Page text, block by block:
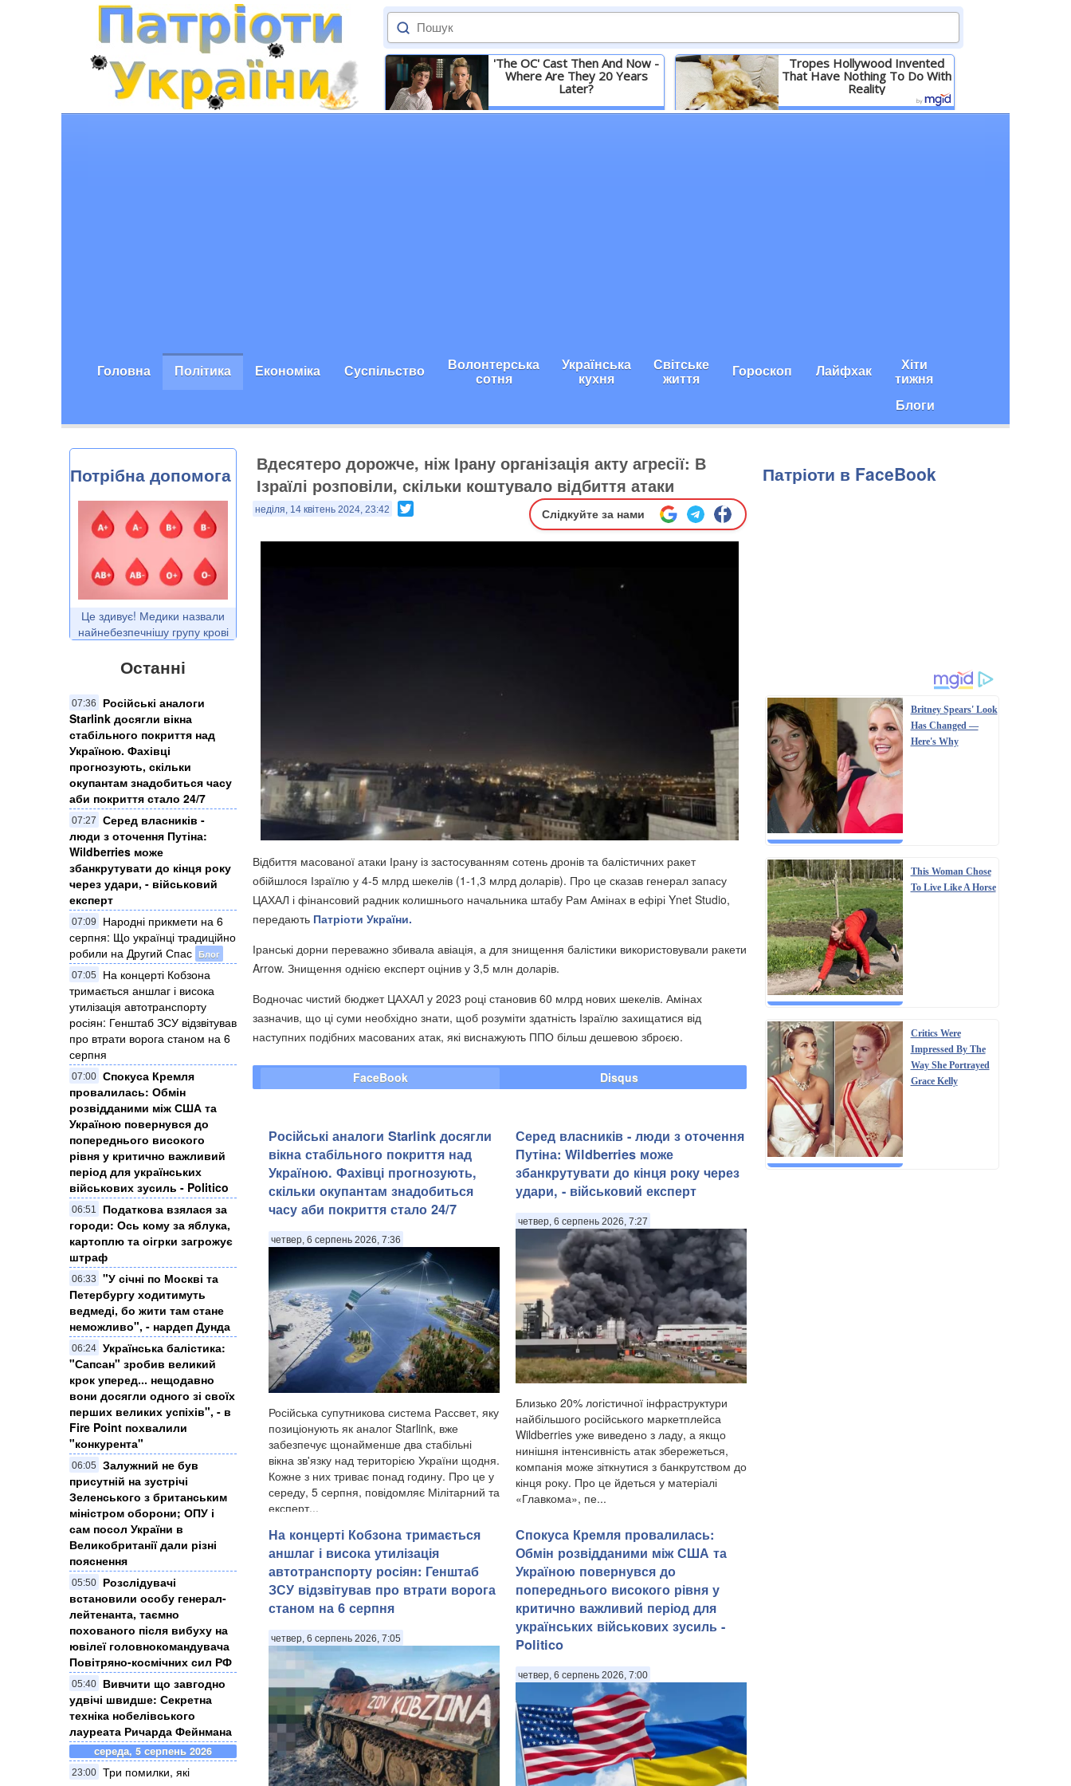
'The OC' Cast Then And Now -
Where Are They 20 Years
Later?
Детальніше
Tropes Hollywood Invented
That Have Nothing To Do With
Reality
Детальніше
Головна Політика Економіка Суспільство Волонтерська
сотня
Українська
кухня
Світське
життя Гороскоп Лайфхак Хіти
тижня
Блоги
Потрібна допомога
Це здивує! Медики назвали
найнебезпечнішу групу крові
Останні
07:36
Російські аналоги
Starlink досягли вікна
стабільного покриття над
Україною. Фахівці
прогнозують, скільки
окупантам знадобиться часу
аби покриття стало 24/7
07:27
Серед власників -
люди з оточення Путіна:
Wildberries може
збанкрутувати до кінця року
через удари, - військовий
експерт
07:09
Народні прикмети на 6
серпня: Що українці традиційно
робили на Другий Спас Блог
07:05
На концерті Кобзона
тримається аншлаг і висока
утилізація автотранспорту
росіян: Генштаб ЗСУ відзвітував
про втрати ворога станом на 6
серпня
07:00 Спокуса Кремля
провалилась: Обмін
розвідданими між США та
Україною повернувся до
попереднього високого
рівня у критично важливий
період для українських
військових зусиль - Politico
06:51
Податкова взялася за
городи: Ось кому за яблука,
картоплю та оігрки загрожує
штраф
06:33
"У січні по Москві та
Петербургу ходитимуть
ведмеді, бо жити там стане
неможливо", - нардеп Дунда
06:24 ​Українська балістика:
"Сапсан" зробив великий
крок уперед... нещодавно
вони досягли одного зі своїх
перших великих успіхів", - в
Fire Point похвалили
"конкурента"
06:05
Залужний не був
присутній на зустрічі
Зеленського з британським
міністром оборони; ОПУ і
сам посол України в
Великобританії дали різні
пояснення
05:50
Розслідувачі
встановили особу генерал-
лейтенанта, таємно
похованого після вибуху на
ювілеї головнокомандувача
Повітряно-космічних сил РФ
05:40
Вивчити що завгодно
удвічі швидше: Секретна
техніка нобелівського
лауреата Ричарда Фейнмана
середа, 5 серпень 2026
23:00 Три помилки, які
Вдесятеро дорожче, ніж Ірану організація акту агресії: В
Ізраїлі розповіли, скільки коштувало відбиття атаки
неділя, 14 квітень 2024, 23:42 Слідкуйте за нами
Відбиття масованої атаки Ірану із застосуванням сотень дронів та балістичних ракет
обійшлося Ізраїлю у 4-5 млрд шекелів (1-1,3 млрд доларів). Про це сказав генерал запасу
ЦАХАЛ і фінансовий радник колишнього начальника штабу Рам Амінах в ефірі Ynet Studio,
передають Патріоти України.
Іранські дорни переважно збивала авіація, а для знищення балістики використовували ракети
Arrow. Знищення однією експерт оцінив у 3,5 млн доларів.
Водночас чистий бюджет ЦАХАЛ у 2023 році становив 60 млрд нових шекелів. Амінах
зазначив, що ці суми необхідно знати, щоб розуміти здатність Ізраїлю захищатися від
наступних подібних масованих атак, які виснажують ППО більш дешевою зброєю.
FaceBook Disqus
Російські аналоги Starlink досягли
вікна стабільного покриття над
Україною. Фахівці прогнозують,
скільки окупантам знадобиться
часу аби покриття стало 24/7
четвер, 6 серпень 2026, 7:36
Російська супутникова система Рассвет, яку
позиціонують як аналог Starlink, вже
забезпечує щонайменше два стабільні
вікна зв'язку над територією України щодня.
Кожне з них триває понад годину. Про це у
середу, 5 серпня, повідомляє Мілітарний та
експерт...
Серед власників - люди з оточення
Путіна: Wildberries може
збанкрутувати до кінця року через
удари, - військовий експерт
четвер, 6 серпень 2026, 7:27
Близько 20% логістичної інфраструктури
найбільшого російського маркетплейса
Wildberries уже виведено з ладу, а якщо
нинішня інтенсивність атак збережеться,
компанія може зіткнутися з банкрутством до
кінця року. Про це йдеться у матеріалі
«Главкома», пе...
На концерті Кобзона тримається
аншлаг і висока утилізація
автотранспорту росіян: Генштаб
ЗСУ відзвітував про втрати ворога
станом на 6 серпня
четвер, 6 серпень 2026, 7:05
Спокуса Кремля провалилась:
Обмін розвідданими між США та
Україною повернувся до
попереднього високого рівня у
критично важливий період для
українських військових зусиль -
Politico
четвер, 6 серпень 2026, 7:00
Патріоти в FaceBook
Britney Spears' Look
Has Changed —
Here's Why
This Woman Chose
To Live Like A Horse
Critics Were
Impressed By The
Way She Portrayed
Grace Kelly